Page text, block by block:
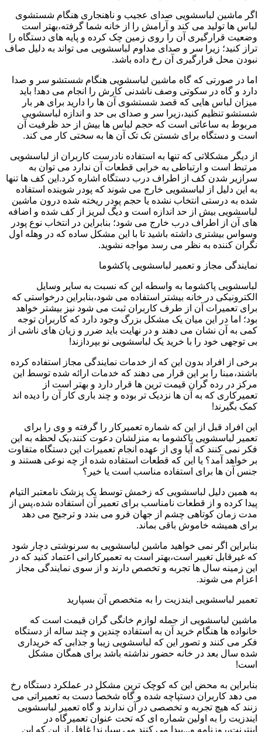
اگر ماشین لباسشویی صدای عجیب و ناهنجاری هنگام شستشوی
لباس ها تولید می کند و آرامش را از خانه شما گرفته،بهتر است
وضعیت قرارگیری آن را روی زمین چک کرده و پایه های دستگاه را
تراز کنید؛ زیرا سر و صدای مداوم لباسشویی می تواند به دلیل صاف
نبودن محل قرارگیری آن رخ داده باشد.
اما در صورتی که گاه ماشین لباسشویی هنگام شستشو سر و صدا
دارد و گاه در سکوتی وصف ناشدنی کارش را انجام می دهد! باید
میزان لباس هایی که قصد شستشوی آن ها را دارید برای هر بار
شستشو تنظیم کنید،زیرا سر و صدای بی حد و اندازه لباسشویی
مربوط به ساعاتی است که حجم لباس ها بیش از حد ظرفیت آن
است و دستگاه برای شستن تک تک آن ها به سختی کار می کند.
از دیگر مشکلاتی که تنها به استفاده نادرست کاربران از لباسشویی
مرتبط است و ارتباطی به خرابی قطعات آن ندارد می توان به
سرازیر شدن کف از اطراف درب دستگاه اشاره کرد.این کف ها تنها
به این دلیل از لباسشویی خارج می شوند که پودر شوینده استفاده
شده به درستی انتخاب نشده یا حجم پودر ریخته شده درون ماشین
لباسشویی بیش از حد اندازه است و دیگ لبریز از کف شده و اضافه
های آن از اطراف درب خارج می شود؛ بنابراین در انتخاب نوع پودر
وسواس بیشتری داشته باشید تا با این مشکل ساده که در وهله اول
نگران کننده به نظر می رسد مواجه نشوید.
نمایندگی مجاز و تعمیر لباسشویی پاکشوما
لباسشویی پاکشوما به واسطه این که نسبت به سایر وسایل
الکترونیکی در خانه بیشتر استفاده می شود،بنابراین درخواستی که
برای تعمیرات آن از طرف کاربران ثبت می شود نیز بیشتر خواهد
بود؛ اما در این میان یک مشکل بزرگ وجود دارد که کاربران توجه
کمی به آن نشان می دهند و در نهایت باید ضرر و زیان های ناشی از
بی توجهی خود را با خرید یک لباسشویی نو بپردازند!
برخی از افراد بدون این که از خدمات نمایندگی مجاز استفاده کرده
باشند،مبنا را بر این قرار می دهند که خدمات ارائه شده توسط این
مرکز در رده گران قیمت ترین ها قرار دارد و بهتر است از
تعمیرکاری که به آن ها نزدیک تر بوده و چند باری کار آن را دیده اند
کمک بگیرند!
این افراد قبل از این که شماره تعمیرکار را گرفته و وی را برای
تعمیر لباسشویی پاکشوما به منزلشان دعوت کنند،یک لحظه به این
فکر نمی کنند که آیا وی از عهده انجام تعمیرات این دستگاه متفاوت
بر خواهد آمد؟ یا این که قطعات استفاده شده از چه نوعی هستند و
جنس آن ها برای استفاده مناسب است یا خیر؟
به همین دلیل لباسشویی که زخمش توسط یک پزشک نامعتبر التیام
پیدا کرده و از قطعات نامناسب برای تعمیر آن استفاده شده،پس از
مدت زمان کوتاهی چشم از جهان فرو می بندد و ترجیح می دهد
برای همیشه خاموش باقی بماند.
بنابراین اگر نمی خواهید ماشین لباسشویی به سرنوشتی دچار شود
که غیرقابل تغییر است،بهتر است به تعمیرکارانی اعتماد کنید که در
این زمینه سال ها تجربه و تخصص دارند و از سوی نمایندگی مجاز
اعزام می شوند.
تعمیر لباسشویی ایندزیت را به متخصص آن بسپارید
ماشین لباسشویی از جمله لوازم خانگی گران قیمت است که
خانواده ها هنگام خرید آن به استفاده چندین و چند ساله از دستگاه
فکر می کنند و تصور این که لباسشویی زیبا و جذابی که خریداری
شده سال بعد در خانه حضور نداشته باشد برای همگان مشکل
است!
بنابراین به محض این که کوچک ترین مشکل در عملکرد دستگاه رخ
می دهد کاربران دستپاچه شده و گاه شخصاً دست به تعمیراتی می
زنند که هیچ تجربه و تخصصی در آن ندارند و گاه تعمیر لباسشویی
ایندزیت را به اولین شماره ای که تحت عنوان تعمیرگاه در
اینترنت،روزنامه و...پیدا می کنند می سپارند! غافل از این که این